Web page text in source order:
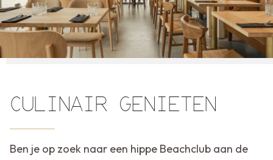
CULINAIR GENIETEN
Ben je op zoek naar een hippe Beachclub aan de